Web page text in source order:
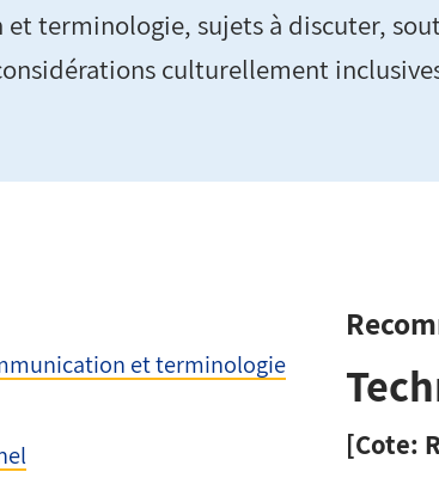
terminologie, sujets à discuter,
culturellement
[Cote:
et terminologie